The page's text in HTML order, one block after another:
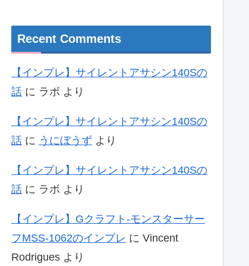
Recent Comments
【インプレ】サイレントアサシン140Sの
話 に ラボ より
【インプレ】サイレントアサシン140Sの
話 に うにぼうず より
【インプレ】サイレントアサシン140Sの
話 に ラボ より
【インプレ】Gクラフト-モンスターサー
フMSS-1062のインプレ に Vincent
Rodrigues より